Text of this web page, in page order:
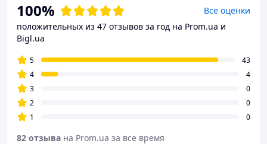
100%
Все оценки
положительных из 47 отзывов за год на Prom.ua и
Bigl.ua
5
43
4
4
3
0
2
0
1
0
82 отзыва на Prom.ua за все время